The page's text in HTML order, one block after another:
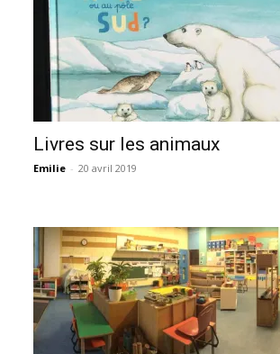
Livres sur les animaux
Emilie - 20 avril 2019